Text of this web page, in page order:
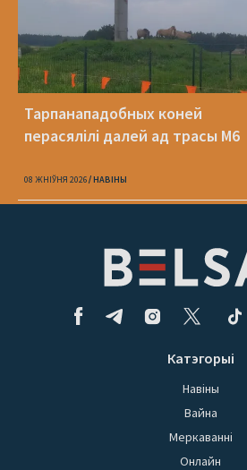
Тарпанападобных коней
перасялілі далей ад трасы М6
08 ЖНІЎНЯ 2026 НАВІНЫ
Катэгорыі
Навіны
Вайна
Меркаванні
Онлайн